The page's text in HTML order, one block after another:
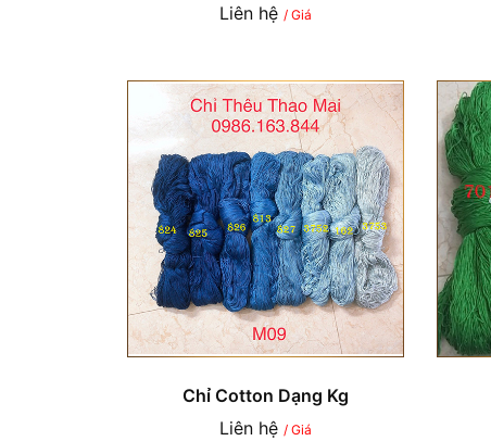
Liên hệ / Giá
Chỉ Cotton Dạng Kg
Liên hệ / Giá